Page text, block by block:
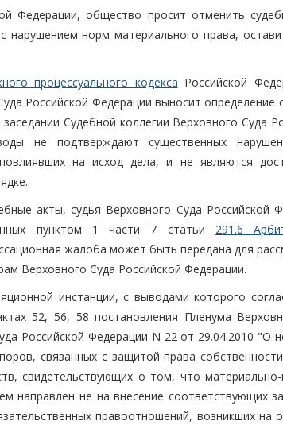
Федерации, общество просит отменить
нарушением норм материального права,
процессуального кодекса Российской
Российской Федерации выносит определение
Судебной коллегии Верховного Суда
не подтверждают существенных
на исход дела, и не являются
акты, судья Верховного Суда Российской
пунктом 1 части 7 статьи 291.6
жалоба может быть передана для
Верховного Суда Российской Федерации.
инстанции, с выводами которого
52, 56, 58 постановления Пленума
Российской Федерации N 22 от 29.04.2010 "О
связанных с защитой права
свидетельствующих о том, что материально-
направлен не на внесение соответствующих
правоотношений, возникших на